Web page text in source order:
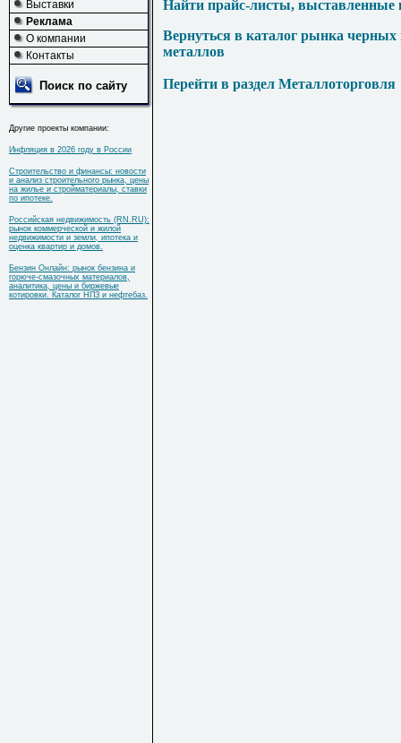
Выставки
Реклама
О компании
Контакты
Поиск по сайту
Другие проекты компании:
Инфляция в 2026 году в России
Строительство и финансы: новости
и анализ строительного рынка, цены
на жилье и стройматериалы, ставки
по ипотеке.
Российская недвижимость (RN.RU):
рынок коммерческой и жилой
недвижимости и земли, ипотека и
оценка квартир и домов.
Бензин Онлайн: рынок бензина и
горюче-смазочных материалов,
аналитика, цены и биржевые
котировки. Каталог НПЗ и нефтебаз.
Найти прайс-листы, выставленные
Вернуться в каталог рынка
металлов
Перейти в раздел Металлоторговля